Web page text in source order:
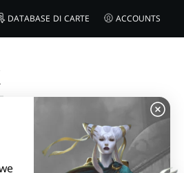
DATABASE DI CARTE ACCOUNTS